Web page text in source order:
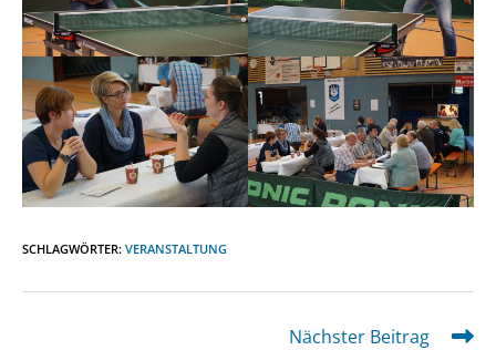
SCHLAGWÖRTER: VERANSTALTUNG
Nächster Beitrag